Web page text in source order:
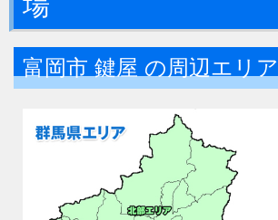
富岡市 鍵屋 の周辺エリア